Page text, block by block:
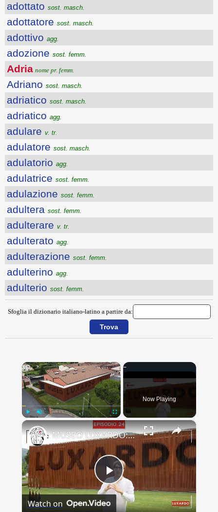
adottato sost. masch.
adottatore sost. masch.
adottivo agg.
adozione sost. femm.
Adria nome pr. femm.
Adriano sost. masch.
adriatico sost. masch.
adriatico agg.
adulare v. tr.
adulatore sost. masch.
adulatorio agg.
adulatrice sost. femm.
adulazione sost. femm.
adultera sost. femm.
adulterare v. tr.
adulterato agg.
adulterazione sost. femm.
adulterino agg.
adulterio sost. femm.
Sfoglia il dizionario italiano-latino a partire da:
×
Fullscreen
Now Playing
×
Play
MUSEO LUXARDO: Un Viaggio nel Tempo e nel Gusto
Watch on